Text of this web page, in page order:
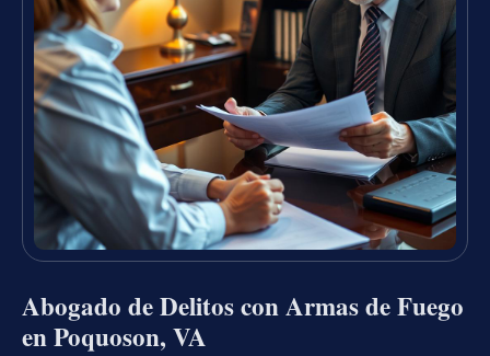
Abogado de Delitos con Armas de Fuego
en Poquoson, VA